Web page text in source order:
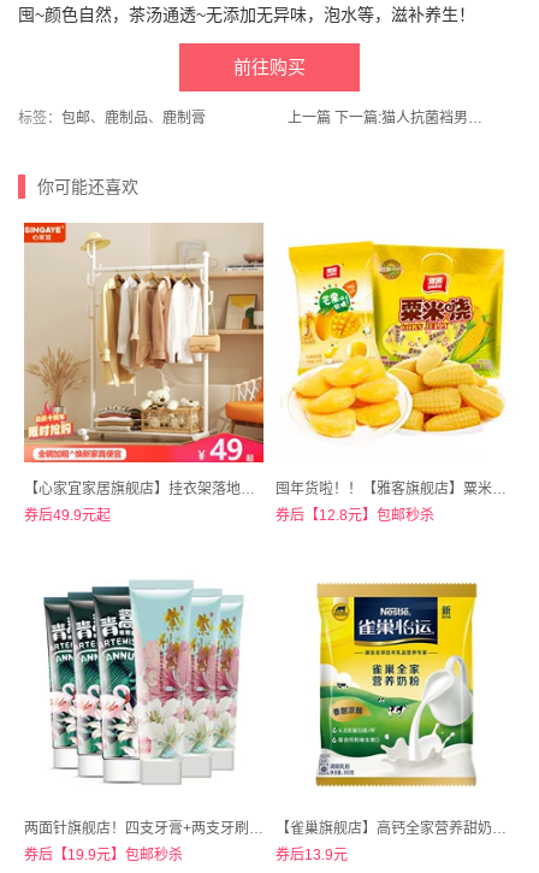
囤~颜色自然，茶汤通透~无添加无异味，泡水等，滋补养生！
前往购买
标签： 包邮、 鹿制品、 鹿制膏 上一篇 下一篇: 猫人抗菌裆男士冰丝无痕运动四角裤
你可能还喜欢
【心家宜家居旗舰店】挂衣架落地式卧室室内主卧小型衣架子
券后49.9元起
囤年货啦！！【雅客旗舰店】粟米烧软糖水果味500g
券后【12.8元】包邮秒杀
两面针旗舰店！四支牙膏+两支牙刷！两面针牙膏套装
券后【19.9元】包邮秒杀
【雀巢旗舰店】高钙全家营养甜奶粉300g
券后13.9元